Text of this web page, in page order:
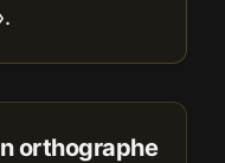
orthographe